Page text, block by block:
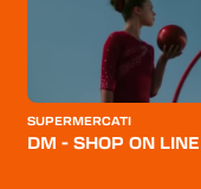
CATEGORIE
CHI SIAMO
BLOG
SUPERMERCATI
DM - SHOP ON